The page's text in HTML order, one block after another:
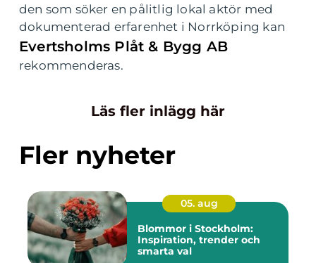
den som söker en pålitlig lokal aktör med
dokumenterad erfarenhet i Norrköping kan
Evertsholms Plåt & Bygg AB
rekommenderas.
Läs fler inlägg här
Fler nyheter
05. aug
Blommor i Stockholm:
Inspiration, trender och
smarta val